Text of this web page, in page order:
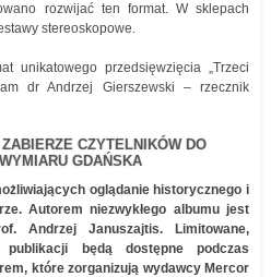
rozwijać ten format. W sklepach
stereoskopowe.
unikatowego przedsięwzięcia „Trzeci
dr Andrzej Gierszewski – rzecznik
CZYTELNIKÓW DO
GDAŃSKA
oglądanie historycznego i
Autorem niezwykłego albumu jest
Andrzej Januszajtis. Limitowane,
publikacji będą dostępne podczas
które zorganizują wydawcy Mercor